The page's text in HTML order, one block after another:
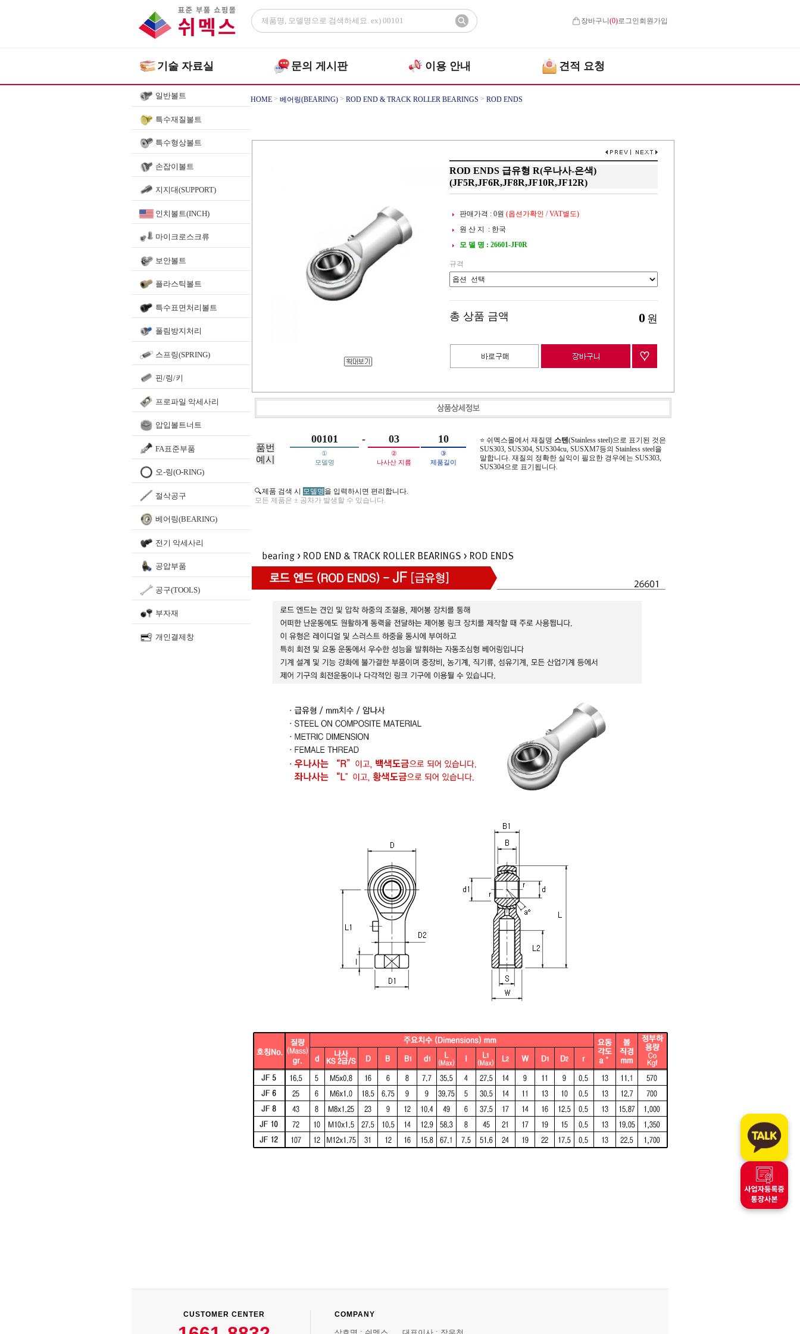
장바구니(0)로그인 회원가입
기술 자료실 문의 게시판 이용 안내 견적 요청
일반볼트
특수재질볼트
특수형상볼트
손잡이볼트
지지대(SUPPORT)
인치볼트(INCH)
마이크로스크류
보안볼트
플라스틱볼트
특수표면처리볼트
풀림방지처리
스프링(SPRING)
핀/링/키
프로파일 악세사리
압입볼트너트
FA표준부품
오-링(O-RING)
절삭공구
베어링(BEARING)
전기 악세사리
공압부품
공구(TOOLS)
부자재
개인결제창
HOME > 베어링(BEARING) > ROD END & TRACK ROLLER BEARINGS > ROD ENDS
ROD ENDS 급유형 R(우나사-은색)
(JF5R,JF6R,JF8R,JF10R,JF12R)
판매가격 : 0원 (옵션가확인 / VAT별도)
원 산 지 : 한국
모 델 명 : 26601-JF0R
규격
총 상품 금액 0 원
품번
예시
00101 - 03 10
①
모델명
②
나사산 지름
③
제품길이
⭐ 쉬멕스몰에서 재질명 스텐(Stainless steel)으로 표기된 것은
SUS303, SUS304, SUS304cu, SUSXM7등의 Stainless steel을
말합니다. 재질의 정확한 실익이 필요한 경우에는 SUS303,
SUS304으로 표기됩니다.
🔍제품 검색 시 모델명을 입력하시면 편리합니다.
모든 제품은 ± 공차가 발생할 수 있습니다.
CUSTOMER CENTER COMPANY